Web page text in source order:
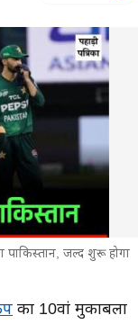
पाकिस्तान, जल्द शुरू होगा
का 10वां मुकाबला